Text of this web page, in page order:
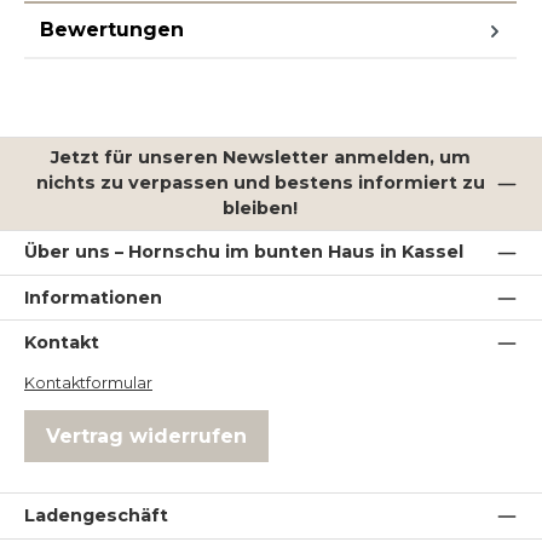
Bewertungen
Jetzt für unseren Newsletter anmelden, um
nichts zu verpassen und bestens informiert zu
bleiben!
Über uns – Hornschu im bunten Haus in Kassel
Informationen
Kontakt
Kontaktformular
Vertrag widerrufen
Ladengeschäft